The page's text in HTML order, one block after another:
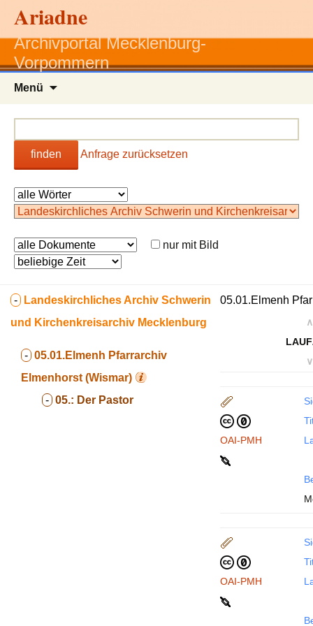
Ariadne
Archivportal Mecklenburg-
Vorpommern
Menü
finden Anfrage zurücksetzen
nur mit Bild
- Landeskirchliches Archiv Schwerin
und Kirchenkreisarchiv Mecklenburg
- 05.01.Elmenh Pfarrarchiv
Elmenhorst (Wismar)
- 05.: Der Pastor
05.01.Elmenh
∧
∨
OAI-PMH
OAI-PMH